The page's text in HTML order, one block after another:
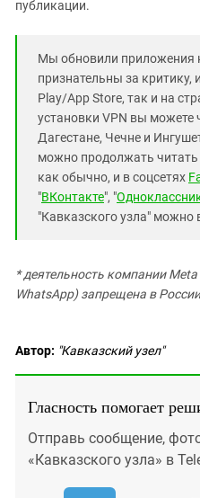
публикации.
Мы обновили приложения
признательны за критику,
Play/App Store, так и на
установки VPN вы можете
Дагестане, Чечне и
можно продолжать читать
как обычно, и в соцсетях
"ВКонтакте", "
"Кавказского узла" можно
* деятельность компании
WhatsApp) запрещена в
Автор: "Кавказский узел"
Гласность помогает
Отправь сообщение,
«Кавказского узла» в